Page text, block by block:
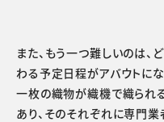
また、もう一つ難しいのは
わる予定日程がアバウトにな
一枚の織物が織機で織られ
あり、そのそれぞれに専門